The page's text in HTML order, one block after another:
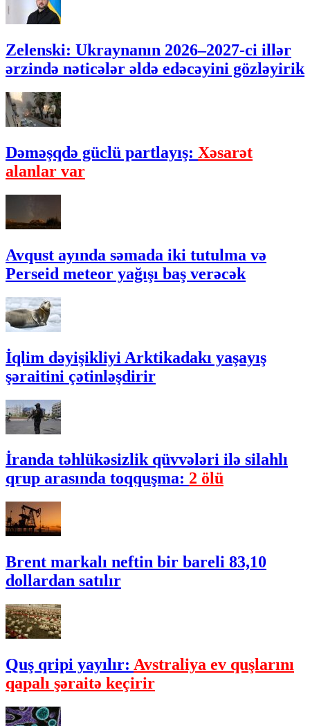
Zelenski: Ukraynanın 2026–2027-ci illər
ərzində nəticələr əldə edəcəyini gözləyirik
Dəməşqdə güclü partlayış: Xəsarət
alanlar var
Avqust ayında səmada iki tutulma və
Perseid meteor yağışı baş verəcək
İqlim dəyişikliyi Arktikadakı yaşayış
şəraitini çətinləşdirir
İranda təhlükəsizlik qüvvələri ilə silahlı
qrup arasında toqquşma: 2 ölü
Brent markalı neftin bir bareli 83,10
dollardan satılır
Quş qripi yayılır: Avstraliya ev quşlarını
qapalı şəraitə keçirir